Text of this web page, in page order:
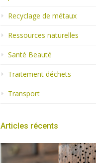
Recyclage de métaux
Ressources naturelles
Santé Beauté
Traitement déchets
Transport
Articles récents